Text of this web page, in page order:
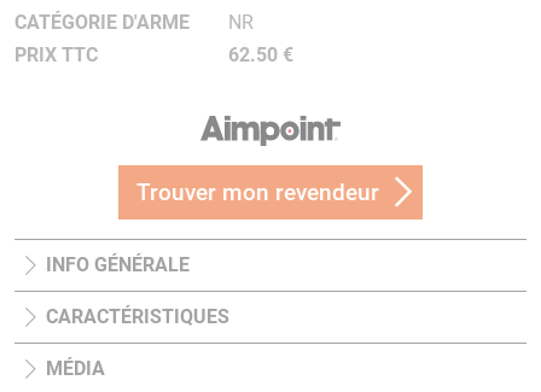
CATÉGORIE D'ARME
NR
PRIX TTC
62.50 €
Trouver mon revendeur
INFO GÉNÉRALE
CARACTÉRISTIQUES
MÉDIA